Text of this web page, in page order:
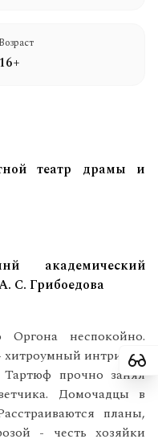
Возраст
16+
театр драмы и
академический
С. Грибоедова
неспокойно.
интриган,
прочно занял
Домочадцы в
планы,
- честь хозяйки